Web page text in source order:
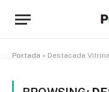
Portada » Destacada Vitrina